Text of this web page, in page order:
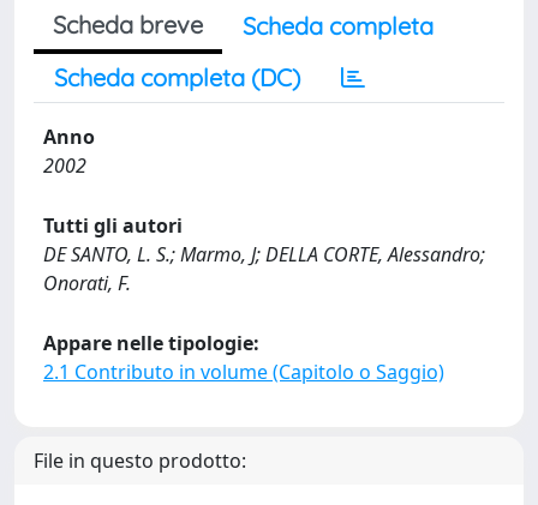
Scheda breve
Scheda completa
Scheda completa (DC)
Anno
2002
Tutti gli autori
DE SANTO, L. S.; Marmo, J; DELLA CORTE, Alessandro;
Onorati, F.
Appare nelle tipologie:
2.1 Contributo in volume (Capitolo o Saggio)
File in questo prodotto: